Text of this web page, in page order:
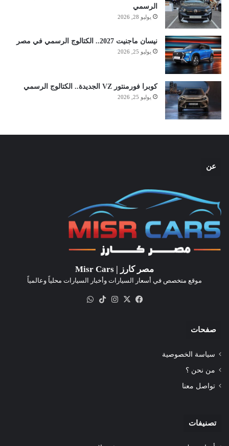
الرسمي
يوليو 28, 2026
نيسان ماجنيت 2027.. الكتالوج الرسمي في مصر
يوليو 25, 2026
كوبرا فورمنتور VZ الجديدة.. الكتالوج الرسمي
يوليو 25, 2026
عن
مصر كارز | Misr Cars
موقع متخصص في أسعار السيارات وأخبار السيارات محلياً وعالمياً
فيسبوك
‫X انستقرام‫TikTok
صفحات
سياسة الخصوصية
من نحن ؟
تواصل معنا
تصنيفات